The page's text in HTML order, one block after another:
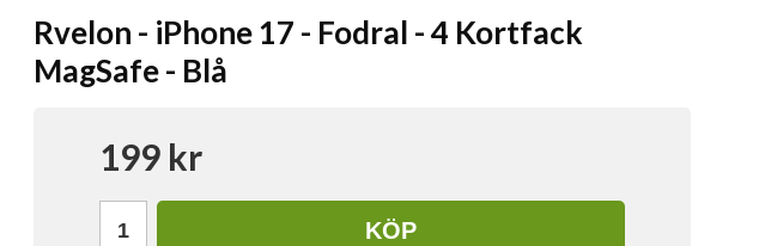
Rvelon - iPhone 17 - Fodral - 4 Kortfack
MagSafe - Blå
199 kr
KÖP